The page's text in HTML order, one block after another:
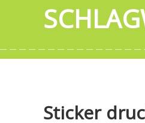
Sticker